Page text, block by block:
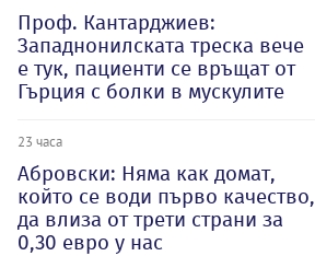
Проф. Кантарджиев:
Западнонилската треска вече
е тук, пациенти се връщат от
Гърция с болки в мускулите
23 часа
Абровски: Няма как домат,
който се води първо качество,
да влиза от трети страни за
0,30 евро у нас